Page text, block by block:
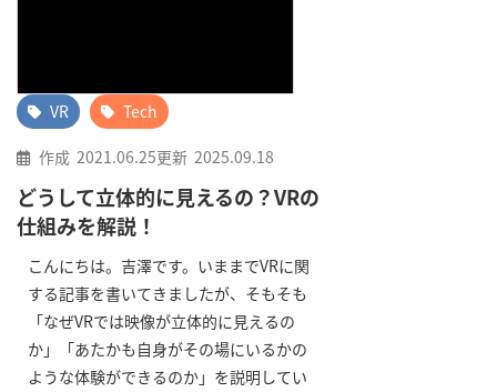
VR Tech
作成 2021.06.25更新 2025.09.18
どうして立体的に見えるの？VRの
仕組みを解説！
こんにちは。吉澤です。いままでVRに関
する記事を書いてきましたが、そもそも
「なぜVRでは映像が立体的に見えるの
か」「あたかも自身がその場にいるかの
ような体験ができるのか」を説明してい